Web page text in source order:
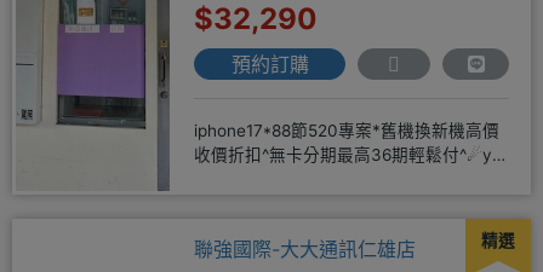
$32,290
預約訂購
iphone17*88節520專案*舊機換新機高價
收價折扣^無卡分期最高36期輕鬆付^☄y
精選
聯強國際-大大通訊仁雄店